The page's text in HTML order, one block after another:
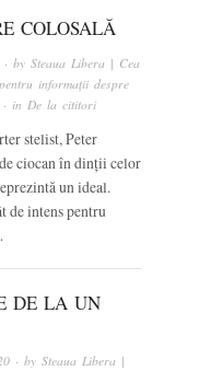
COLOSALĂ
· bySteaua Libera | Cea
informații despre
· in De la cititori
stelist, Peter
ciocan în dinții celor
un ideal.
de intens pentru
DE LA UN
· bySteaua Libera |